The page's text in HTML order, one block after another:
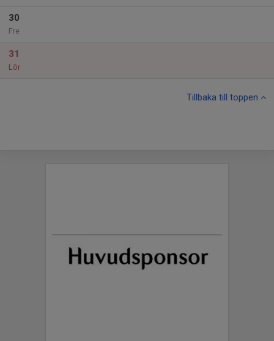
30
Fre
31
Lör
Tillbaka till toppen